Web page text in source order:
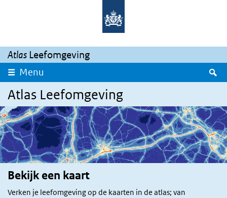
Atlas Leefomgeving
Menu
Atlas Leefomgeving
Bekijk een kaart
Verken je leefomgeving op de kaarten in de atlas; van